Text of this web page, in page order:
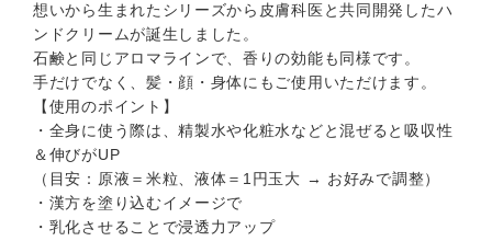
想いから生まれたシリーズから皮膚科医と共同開発したハ
ンドクリームが誕生しました。
石鹸と同じアロマラインで、香りの効能も同様です。
手だけでなく、髪・顔・身体にもご使用いただけます。
【使用のポイント】
・全身に使う際は、精製水や化粧水などと混ぜると吸収性
＆伸びがUP
（目安：原液＝米粒、液体＝1円玉大 → お好みで調整）
・漢方を塗り込むイメージで
・乳化させることで浸透力アップ